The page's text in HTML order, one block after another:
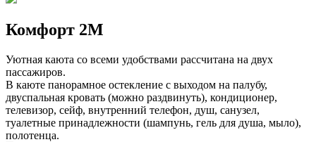
Комфорт 2М
Уютная каюта со всеми удобствами рассчитана на двух
пассажиров.
В каюте панорамное остекление с выходом на палубу,
двуспальная кровать (можно раздвинуть), кондиционер,
телевизор, сейф, внутренний телефон, душ, санузел,
туалетные принадлежности (шампунь, гель для душа, мыло),
полотенца.